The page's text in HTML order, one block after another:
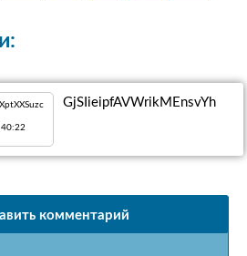
GjSIieipfAVWrikMEnsvYh
комментарий